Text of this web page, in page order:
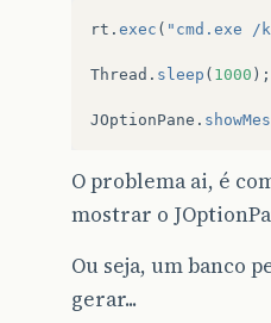
rt . exec ( "cmd.exe /
Thread . sleep ( 1000 );
JOptionPane .
O problema ai, é
mostrar o
Ou seja, um banco
gerar...